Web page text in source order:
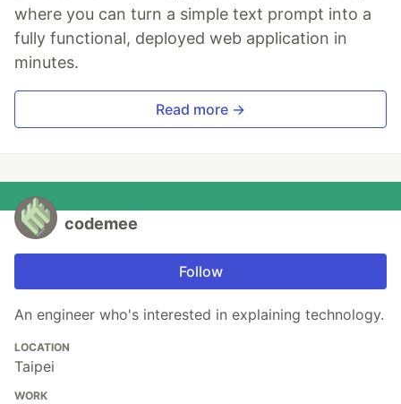
where you can turn a simple text prompt into a
fully functional, deployed web application in
minutes.
Read more →
codemee
Follow
An engineer who's interested in explaining technology.
LOCATION
Taipei
WORK